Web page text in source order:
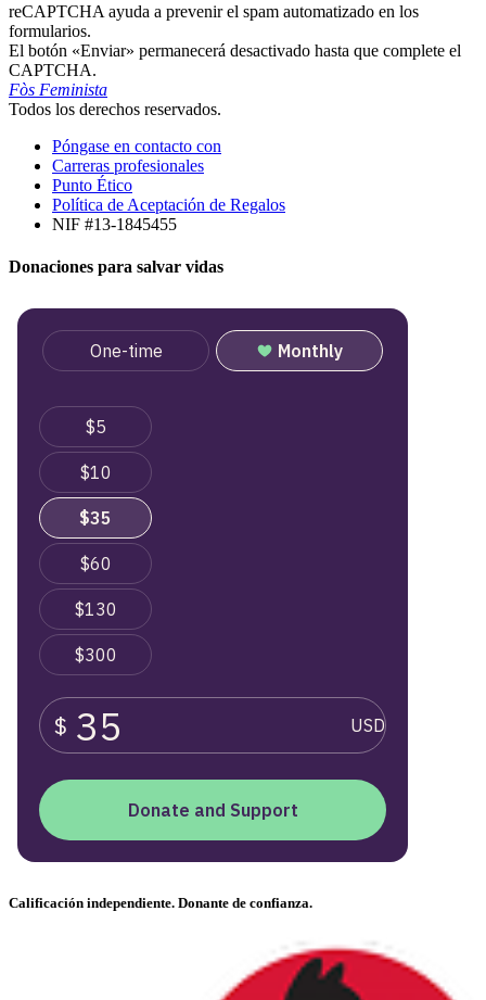
reCAPTCHA ayuda a prevenir el spam automatizado en los
formularios.
El botón «Enviar» permanecerá desactivado hasta que complete el
CAPTCHA.
Fòs Feminista
Todos los derechos reservados.
Póngase en contacto con
Carreras profesionales
Punto Ético
Política de Aceptación de Regalos
NIF #13-1845455
Donaciones para salvar vidas
Calificación independiente. Donante de confianza.